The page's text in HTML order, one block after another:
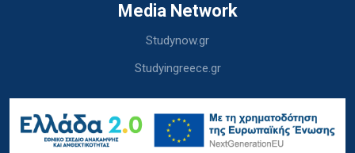
Media Network
Studynow.gr
Studyingreece.gr